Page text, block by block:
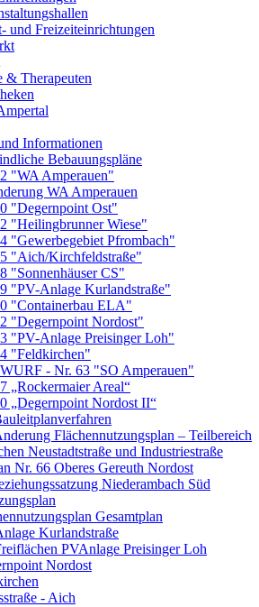
und Freizeiteinrichtungen
& Therapeuten
Informationen
Bebauungspläne
"WA Amperauen"
WA Amperauen
"Degernpoint Ost"
"Heilingbrunner Wiese"
"Gewerbegebiet Pfrombach"
"Aich/Kirchfeldstraße"
"Sonnenhäuser CS"
"PV-Anlage Kurlandstraße"
"Containerbau ELA"
"Degernpoint Nordost"
"PV-Anlage Preisinger Loh"
"Feldkirchen"
- Nr. 63 "SO Amperauen"
„Rockermaier Areal“
„Degernpoint Nordost II“
Flächennutzungsplan – Teilbereich
Neustadtstraße und Industriestraße
Nr. 66 Oberes Gereuth Nordost
Niederambach Süd
Gesamtplan
Kurlandstraße
PV­Anlage Preisinger Loh
Nordost
- Aich